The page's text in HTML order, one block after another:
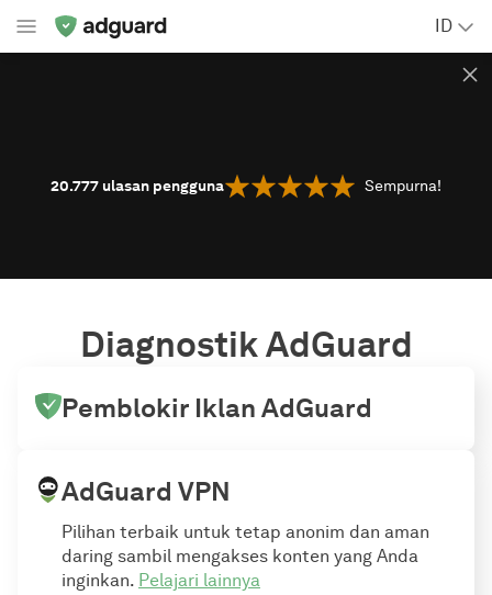
ID
20.777 ulasan pengguna Sempurna!
Diagnostik AdGuard
Pemblokir Iklan AdGuard
AdGuard VPN
Pilihan terbaik untuk tetap anonim dan aman
daring sambil mengakses konten yang Anda
inginkan. Pelajari lainnya